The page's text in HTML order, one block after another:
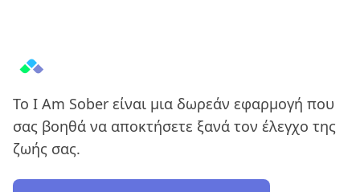
Το I Am Sober είναι μια δωρεάν εφαρμογή που
σας βοηθά να αποκτήσετε ξανά τον έλεγχο της
ζωής σας.